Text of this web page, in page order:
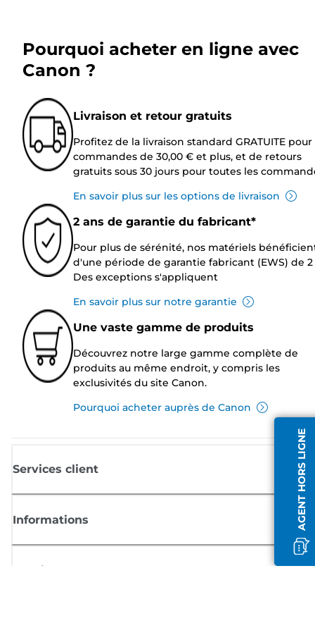
AGENT HORS LIGNE
Pourquoi acheter en ligne avec
Canon ?
Livraison et retour gratuits
Profitez de la livraison standard GRATUITE pour
commandes de 30,00 € et plus, et de retours
gratuits sous 30 jours pour toutes les
En savoir plus sur les options de livraison
2 ans de garantie du fabricant*
Pour plus de sérénité, nos matériels
d'une période de garantie fabricant (EWS) de 2
Des exceptions s'appliquent
En savoir plus sur notre garantie
Une vaste gamme de produits
Découvrez notre large gamme complète de
produits au même endroit, y compris les
exclusivités du site Canon.
Pourquoi acheter auprès de Canon
Services client
Informations
Boutique